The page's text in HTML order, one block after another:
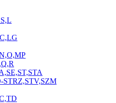
STRZ,STV,SZM